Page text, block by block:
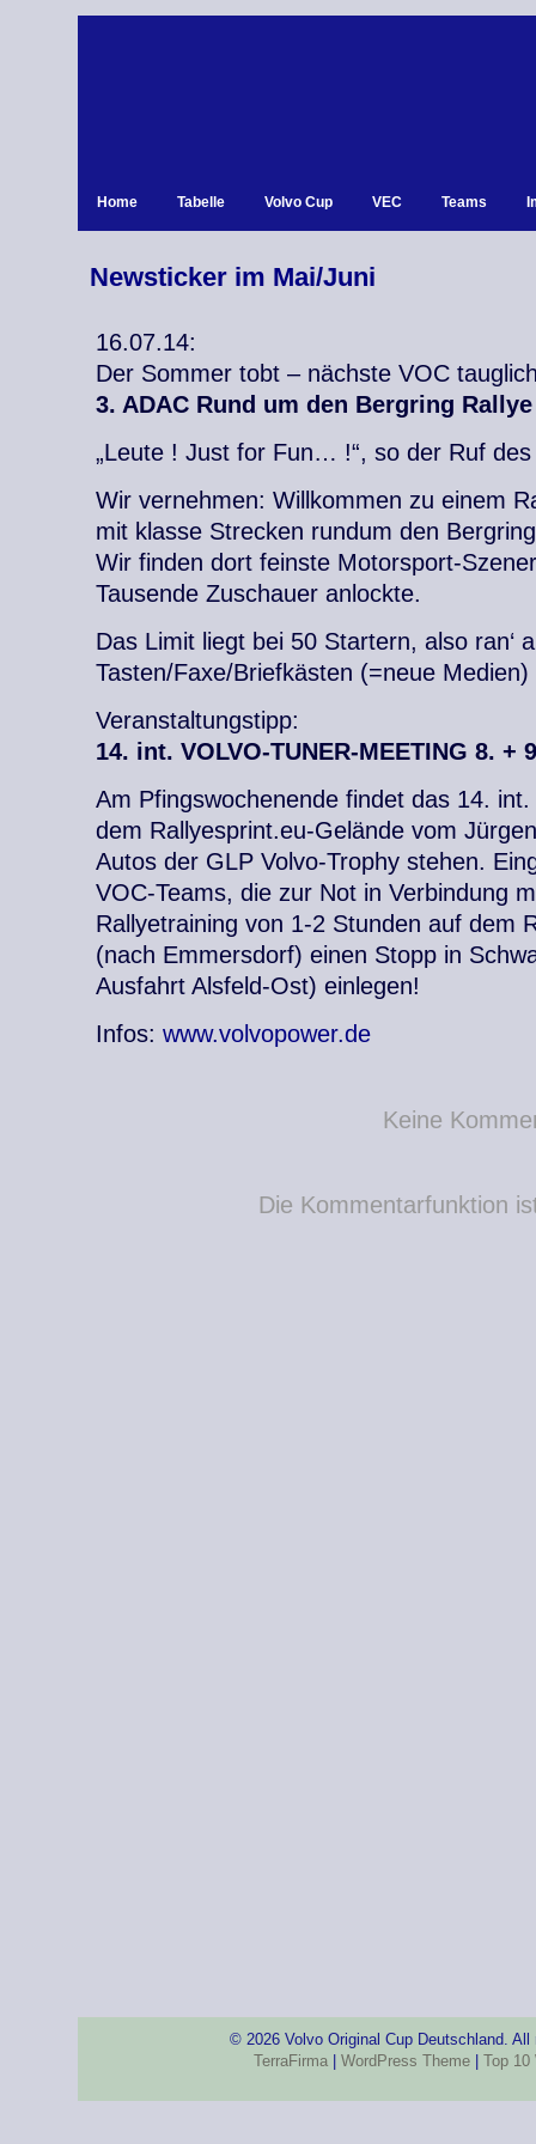
Home Tabelle Volvo Cup VEC Teams
Newsticker im Mai/Juni
16.07.14:
Der Sommer tobt – nächste VOC
3. ADAC Rund um den Bergring
„Leute ! Just for Fun… !“, so der Ruf
Wir vernehmen: Willkommen zu einem
mit klasse Strecken rundum den
Wir finden dort feinste Motorsport-
Tausende Zuschauer anlockte.
Das Limit liegt bei 50 Startern, also ran‘
Tasten/Faxe/Briefkästen (=neue
Veranstaltungstipp:
14. int. VOLVO-TUNER-MEETING 8. +
Am Pfingswochenende findet das 14.
dem Rallyesprint.eu-Gelände vom
Autos der GLP Volvo-Trophy stehen.
VOC-Teams, die zur Not in Verbindung
Rallyetraining von 1-2 Stunden auf dem
(nach Emmersdorf) einen Stopp in
Ausfahrt Alsfeld-Ost) einlegen!
Infos: www.volvopower.de
Keine
Die Kommentarfunktion
© 2026 Volvo Original Cup Deutschland.
TerraFirma| WordPress Theme| Top 10